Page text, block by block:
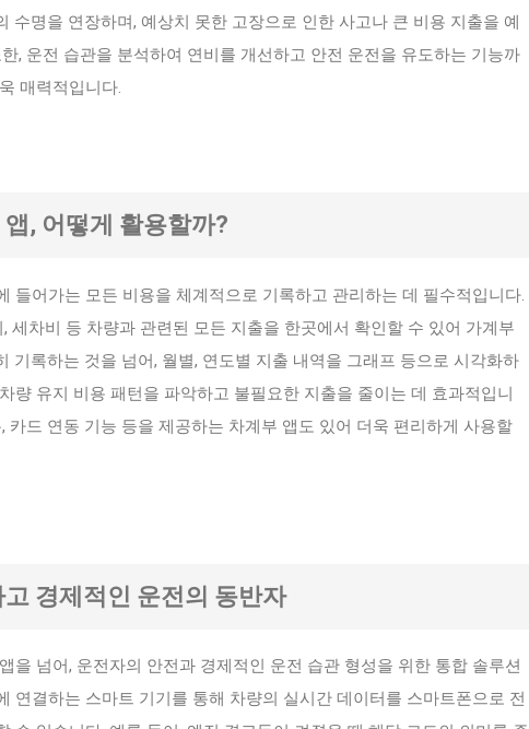
수명을 연장하며, 예상치 못한 고장으로 인한 사고나 큰 비용 지출을 예
, 운전 습관을 분석하여 연비를 개선하고 안전 운전을 유도하는 기능까
매력적입니다.
, 어떻게 활용할까?
들어가는 모든 비용을 체계적으로 기록하고 관리하는 데 필수적입니다.
세차비 등 차량과 관련된 모든 지출을 한곳에서 확인할 수 있어 가계부
기록하는 것을 넘어, 월별, 연도별 지출 내역을 그래프 등으로 시각화하
량 유지 비용 패턴을 파악하고 불필요한 지출을 줄이는 데 효과적입니
카드 연동 기능 등을 제공하는 차계부 앱도 있어 더욱 편리하게 사용할
경제적인 운전의 동반자
을 넘어, 운전자의 안전과 경제적인 운전 습관 형성을 위한 통합 솔루션
연결하는 스마트 기기를 통해 차량의 실시간 데이터를 스마트폰으로 전